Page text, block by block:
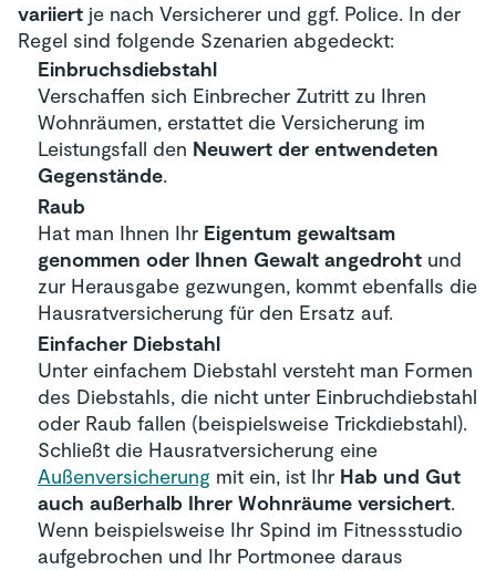
variiert je nach Versicherer und ggf. Police. In der
Regel sind folgende Szenarien abgedeckt:
Einbruchsdiebstahl
Verschaffen sich Einbrecher Zutritt zu Ihren
Wohnräumen, erstattet die Versicherung im
Leistungsfall den Neuwert der entwendeten
Gegenstände.
Raub
Hat man Ihnen Ihr Eigentum gewaltsam
genommen oder Ihnen Gewalt angedroht und
zur Herausgabe gezwungen, kommt ebenfalls die
Hausratversicherung für den Ersatz auf.
Einfacher Diebstahl
Unter einfachem Diebstahl versteht man Formen
des Diebstahls, die nicht unter Einbruchdiebstahl
oder Raub fallen (beispielsweise Trickdiebstahl).
Schließt die Hausratversicherung eine
Außenversicherung mit ein, ist Ihr Hab und Gut
auch außerhalb Ihrer Wohnräume versichert.
Wenn beispielsweise Ihr Spind im Fitnessstudio
aufgebrochen und Ihr Portmonee daraus